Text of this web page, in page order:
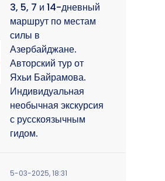
3, 5, 7 и 14-дневный
маршрут по местам
силы в
Азербайджане.
Авторский тур от
Яхьи Байрамова.
Индивидуальная
необычная экскурсия
с русскоязычным
гидом.
5-03-2025, 18:31